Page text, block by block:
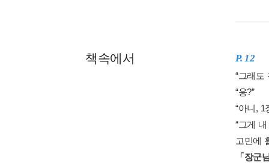
책속에서 P. 12
“그래도
“응?”
“아니,
“그게
고민에
「장군